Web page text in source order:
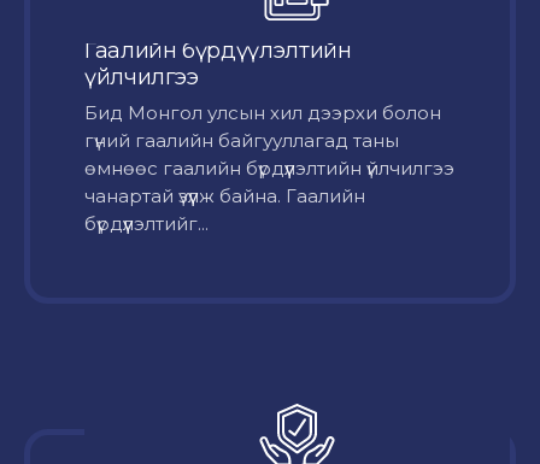
Гаалийн бүрдүүлэлтийн
үйлчилгээ
Бид Монгол улсын хил дээрхи болон
гүний гаалийн байгууллагад таны
өмнөөс гаалийн бүрдүүлэлтийн үйлчилгээ
чанартай үзүүлж байна. Гаалийн
бүрдүүлэлтийг...